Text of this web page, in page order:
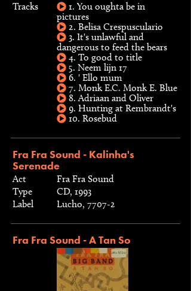
Tracks
1. You oughta be in
pictures
2. Belisa Crespusculario
3. It's unlawful and
dangerous to feed the bears
4. To good to title
5. Neem lijn 17
6. ' Ello mum
7. Monk E.C. Monk E. Blue
8. Adriaan and Oliver
9. Hunting at Rembrandt's
10. Rosebud
Fra Fra Sound - Kalinha's
Serenade
Act
Fra Fra Sound
Type
CD, 1993
Label
Lucho, 7707-2
Fra Fra Sound - A Tan So